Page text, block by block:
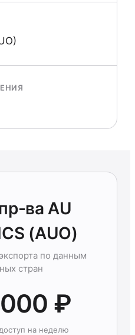
ва AU
(AUO)
по данным
стран
₽
на неделю